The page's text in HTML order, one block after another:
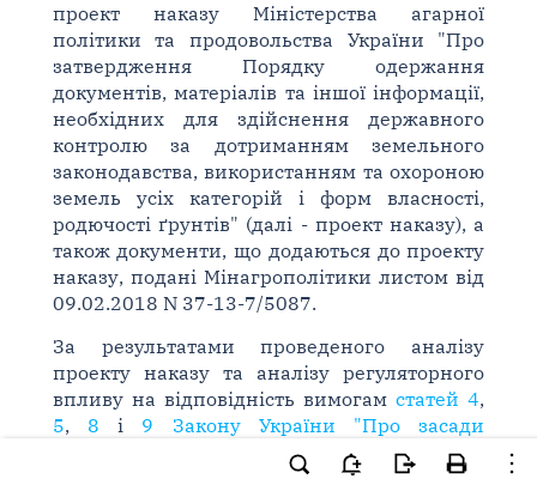
проект наказу Міністерства агарної
політики та продовольства України "Про
затвердження Порядку одержання
документів, матеріалів та іншої інформації,
необхідних для здійснення державного
контролю за дотриманням земельного
законодавства, використанням та охороною
земель усіх категорій і форм власності,
родючості ґрунтів" (далі - проект наказу), а
також документи, що додаються до проекту
наказу, подані Мінагрополітики листом від
09.02.2018 N 37-13-7/5087.
За результатами проведеного аналізу
проекту наказу та аналізу регуляторного
впливу на відповідність вимогамстатей 4,
5, 8 і 9 Закону України "Про засади
державної регуляторної політики у сфері
господарської діяльності" встановлено